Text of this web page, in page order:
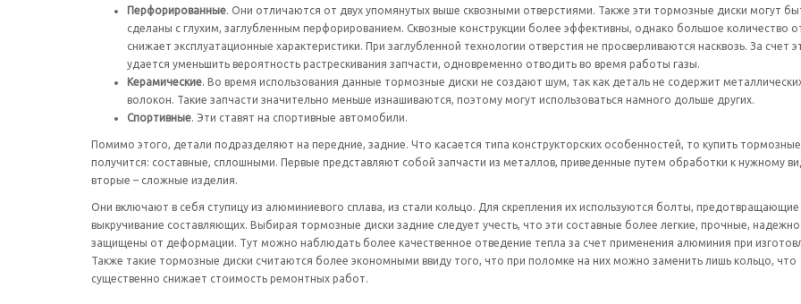
Перфорированные. Они отличаются от двух упомянутых выше сквозными отверстиями. Также эти тормозные диски могут
сделаны с глухим, заглубленным перфорированием. Сквозные конструкции более эффективны, однако большое количество
снижает эксплуатационные характеристики. При заглубленной технологии отверстия не просверливаются насквозь. За счет
удается уменьшить вероятность растрескивания запчасти, одновременно отводить во время работы газы.
Керамические. Во время использования данные тормозные диски не создают шум, так как деталь не содержит
волокон. Такие запчасти значительно меньше изнашиваются, поэтому могут использоваться намного дольше других.
Спортивные. Эти ставят на спортивные автомобили.
Помимо этого, детали подразделяют на передние, задние. Что касается типа конструкторских особенностей, то купить
получится: составные, сплошными. Первые представляют собой запчасти из металлов, приведенные путем обработки к нужному
вторые – сложные изделия.
Они включают в себя ступицу из алюминиевого сплава, из стали кольцо. Для скрепления их используются болты, предотвращающие
выкручивание составляющих. Выбирая тормозные диски задние следует учесть, что эти составные более легкие, прочные, надежно
защищены от деформации. Тут можно наблюдать более качественное отведение тепла за счет применения алюминия при
Также такие тормозные диски считаются более экономными ввиду того, что при поломке на них можно заменить лишь кольцо, что
существенно снижает стоимость ремонтных работ.